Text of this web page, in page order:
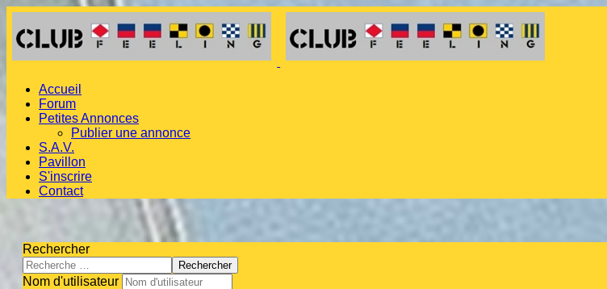
Accueil
Forum
Petites Annonces
Publier une annonce
S.A.V.
Pavillon
S'inscrire
Contact
Rechercher
Rechercher
Nom d'utilisateur